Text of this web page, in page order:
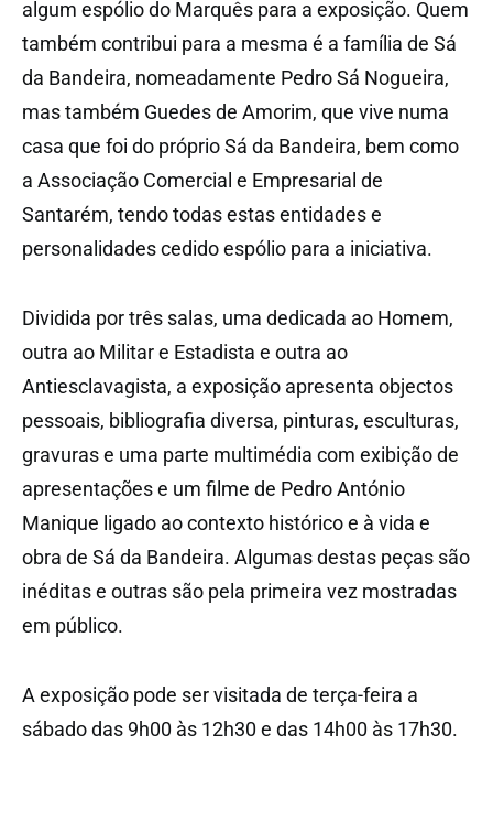
algum espólio do Marquês para a exposição. Quem
também contribui para a mesma é a família de Sá
da Bandeira, nomeadamente Pedro Sá Nogueira,
mas também Guedes de Amorim, que vive numa
casa que foi do próprio Sá da Bandeira, bem como
a Associação Comercial e Empresarial de
Santarém, tendo todas estas entidades e
personalidades cedido espólio para a iniciativa.
Dividida por três salas, uma dedicada ao Homem,
outra ao Militar e Estadista e outra ao
Antiesclavagista, a exposição apresenta objectos
pessoais, bibliografia diversa, pinturas, esculturas,
gravuras e uma parte multimédia com exibição de
apresentações e um filme de Pedro António
Manique ligado ao contexto histórico e à vida e
obra de Sá da Bandeira. Algumas destas peças são
inéditas e outras são pela primeira vez mostradas
em público.
A exposição pode ser visitada de terça-feira a
sábado das 9h00 às 12h30 e das 14h00 às 17h30.